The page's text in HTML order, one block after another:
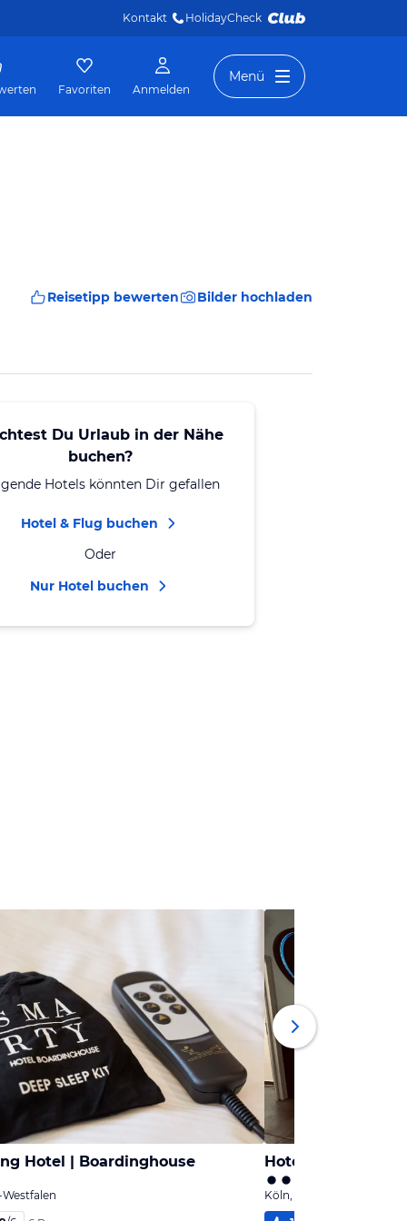
Kontakt HolidayCheck
Favoriten Anmelden
Menü
Reisetipp bewerten Bilder hochladen
Du Urlaub in der Nähe
buchen?
Hotels könnten Dir gefallen
Hotel & Flug buchen
Oder
Nur Hotel buchen
Hotel | Boardinghouse Hotel Innception
Köln, Nordrhein-